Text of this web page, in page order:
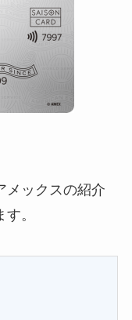
メックスの紹介
。